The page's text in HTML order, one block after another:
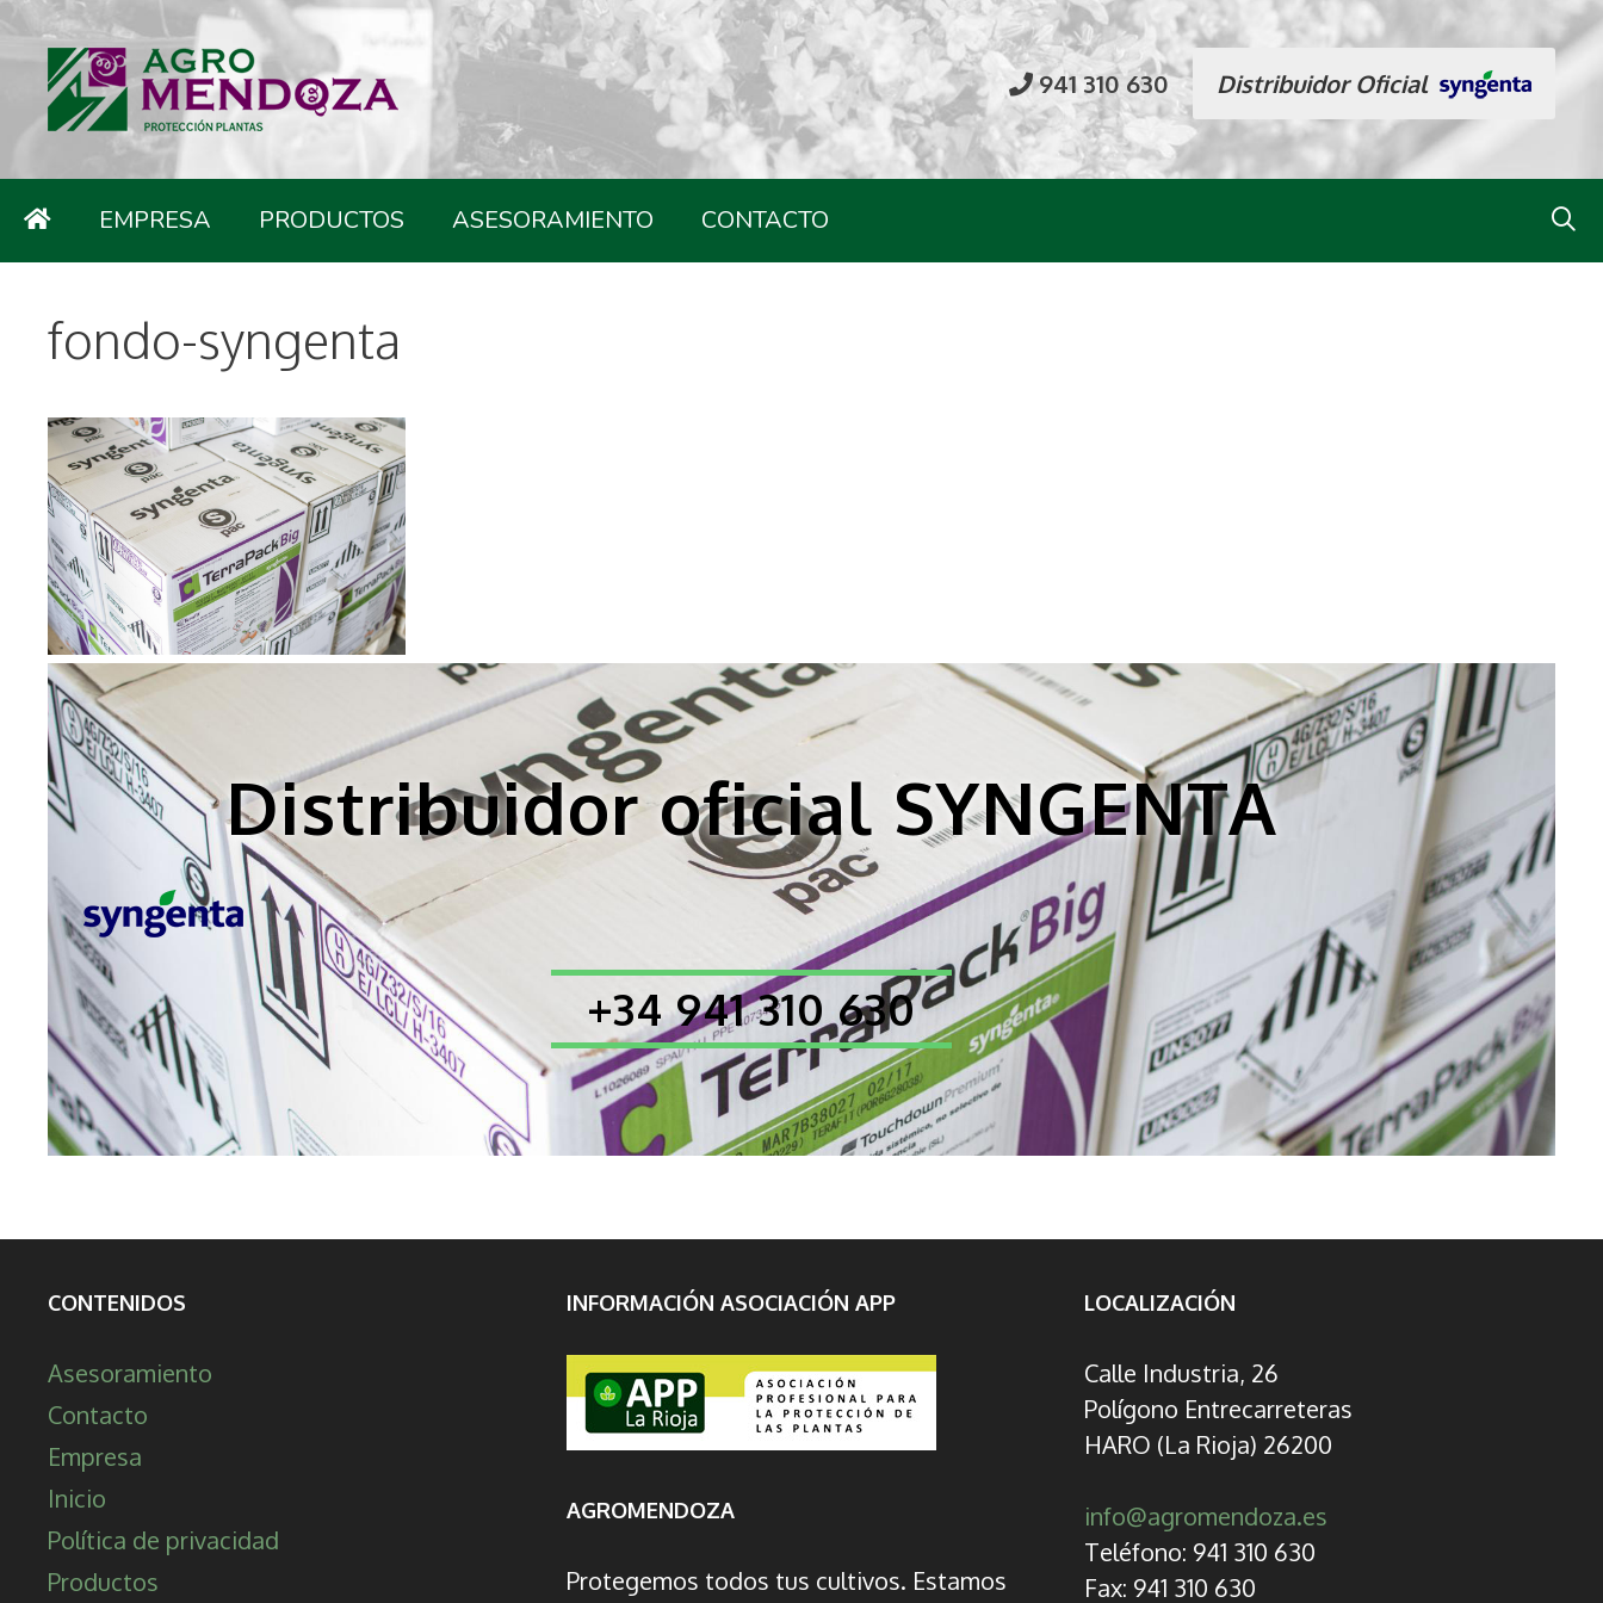
941 310 630 Distribuidor Oficial
EMPRESA PRODUCTOS ASESORAMIENTO CONTACTO
fondo-syngenta
Distribuidor oficial SYNGENTA
+34 941 310 630
CONTENIDOS
Asesoramiento
Contacto
Empresa
Inicio
Política de privacidad
Productos
INFORMACIÓN ASOCIACIÓN APP
AGROMENDOZA
Protegemos todos tus cultivos. Estamos
LOCALIZACIÓN
Calle Industria, 26
Polígono Entrecarreteras
HARO (La Rioja) 26200
info@agromendoza.es
Teléfono: 941 310 630
Fax: 941 310 630